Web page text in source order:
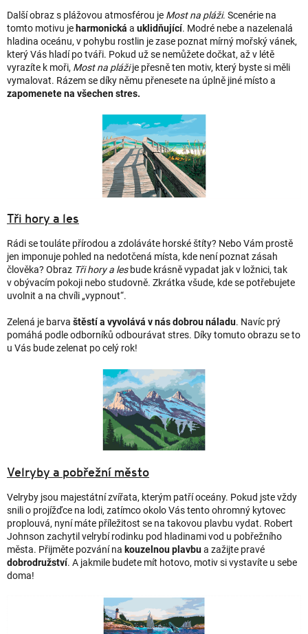
Další obraz s plážovou atmosférou je Most na pláži. Scenérie na
tomto motivu je harmonická a uklidňující. Modré nebe a nazelenalá
hladina oceánu, v pohybu rostlin je zase poznat mírný mořský vánek,
který Vás hladí po tváři. Pokud už se nemůžete dočkat, až v létě
vyrazíte k moři, Most na plážije přesně ten motiv, který byste si měli
vymalovat. Rázem se díky němu přenesete na úplně jiné místo a
zapomenete na všechen stres.
Tři hory a les
Rádi se touláte přírodou a zdoláváte horské štíty? Nebo Vám prostě
jen imponuje pohled na nedotčená místa, kde není poznat zásah
člověka? Obraz Tři hory a lesbude krásně vypadat jak v ložnici, tak
v obývacím pokoji nebo studovně. Zkrátka všude, kde se potřebujete
uvolnit a na chvíli „vypnout“.
Zelená je barva štěstí a vyvolává v nás dobrou náladu. Navíc prý
pomáhá podle odborníků odbourávat stres. Díky tomuto obrazu se to
u Vás bude zelenat po celý rok!
Velryby a pobřežní město
Velryby jsou majestátní zvířata, kterým patří oceány. Pokud jste vždy
snili o projížďce na lodi, zatímco okolo Vás tento ohromný kytovec
proplouvá, nyní máte příležitost se na takovou plavbu vydat. Robert
Johnson zachytil velrybí rodinku pod hladinami vod u pobřežního
města. Přijměte pozvání na kouzelnou plavbua zažijte pravé
dobrodružství. A jakmile budete mít hotovo, motiv si vystavíte u sebe
doma!